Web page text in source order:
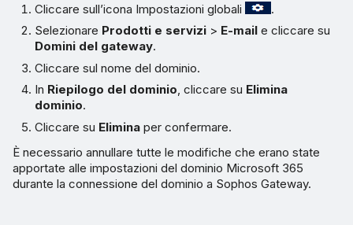
Cliccare sull’icona Impostazioni globali
.
Selezionare Prodotti e servizi > E-mail e cliccare su
Domini del gateway.
Cliccare sul nome del dominio.
In Riepilogo del dominio, cliccare su Elimina
dominio.
Cliccare su Elimina per confermare.
È necessario annullare tutte le modifiche che erano state
apportate alle impostazioni del dominio Microsoft 365
durante la connessione del dominio a Sophos Gateway.